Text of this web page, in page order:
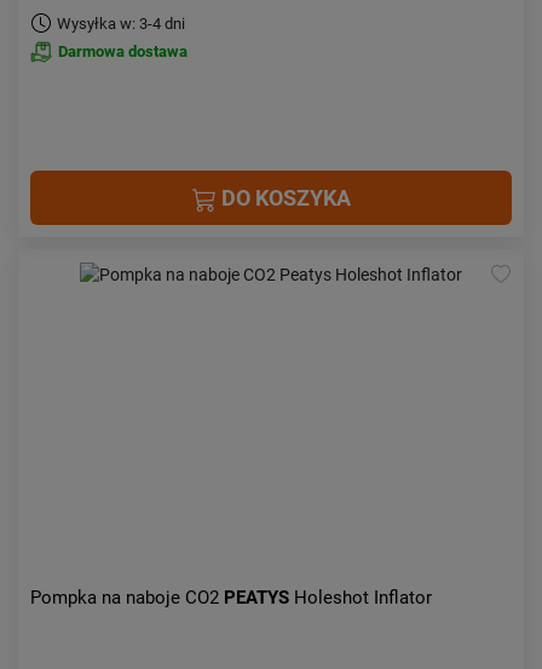
Wysyłka w: 3-4 dni
Darmowa dostawa
DO KOSZYKA
Pompka na naboje CO2 PEATYS Holeshot Inflator